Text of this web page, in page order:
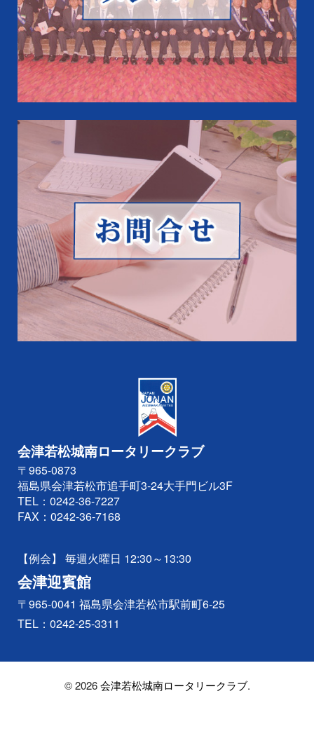
会津若松城南ロータリークラブ
〒965-0873
福島県会津若松市追手町3-24大手門ビル3F
TEL： 0242-36-7227
FAX：0242-36-7168
【例会】 毎週火曜日 12:30～13:30
会津迎賓館
〒965-0041 福島県会津若松市駅前町6-25
TEL： 0242-25-3311
© 2026会津若松城南ロータリークラブ.